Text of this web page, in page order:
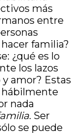
más
entre
familia?
¿qué es lo
los lazos
y amor? Estas
hábilmente
nada
. Ser
se puede